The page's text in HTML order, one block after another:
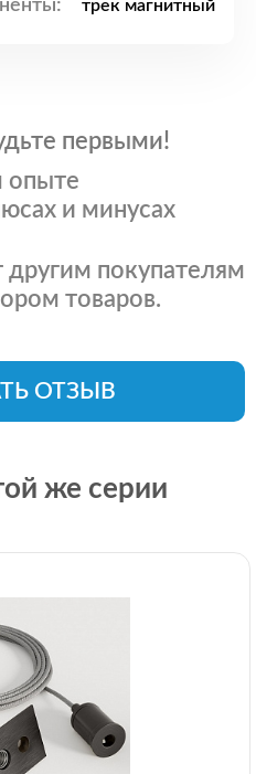
трек магнитный
первыми!
опыте
и минусах
покупателям
товаров.
ОТЗЫВ
же серии